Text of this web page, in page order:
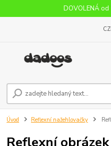
DOVOLENÁ
Úvod Reflexní nažehlovačky
Reflexní